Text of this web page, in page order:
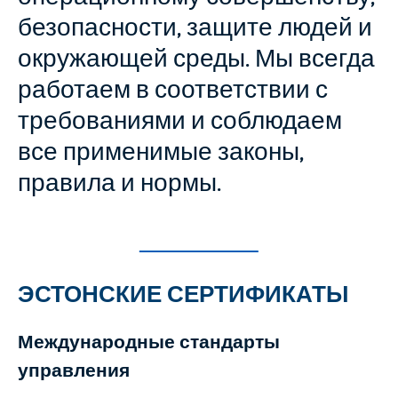
безопасности, защите людей и
окружающей среды. Мы всегда
работаем в соответствии с
требованиями и соблюдаем
все применимые законы,
правила и нормы.
ЭСТОНСКИЕ СЕРТИФИКАТЫ
Международные стандарты
управления